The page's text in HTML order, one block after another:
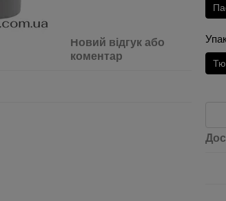
Новий відгук або
коментар